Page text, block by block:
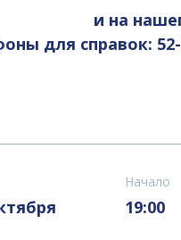
и на
для справок: 52-
Начало
19:00